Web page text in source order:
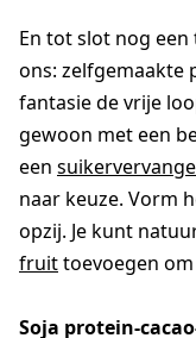
En tot slot nog
ons: zelfgemaakte
fantasie de vrije
gewoon met een
een
naar keuze. Vorm
opzij. Je kunt
fruittoevoegen
Soja protein-